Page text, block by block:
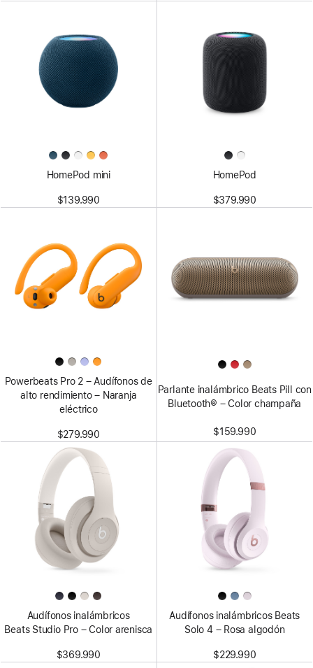
HomePod mini
$139.990
HomePod
$379.990
Powerbeats Pro 2 – Audífonos de
alto rendimiento – Naranja
eléctrico
$279.990
Parlante inalámbrico Beats Pill con
Bluetooth® – Color champaña
$159.990
Audífonos inalámbricos
Beats Studio Pro – Color arenisca
$369.990
Audífonos inalámbricos Beats
Solo 4 – Rosa algodón
$229.990